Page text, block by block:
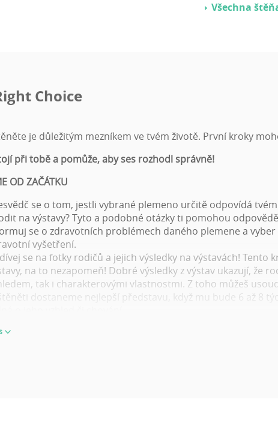
Všechna
Choice
je důležitým mezníkem ve tvém životě. První kroky
při tobě a pomůže, aby ses rozhodl správně!
OD ZAČÁTKU
se o tom, jestli vybrané plemeno určitě odpovídá
na výstavy? Tyto a podobné otázky ti pomohou
se o zdravotních problémech daného plemene a
vyšetření.
se na fotky rodičů a jejich výsledky na výstavách! Tento
na to nezapomeň! Dobré výsledky z výstav ukazují, že
tak i charakterovými vlastnostmi. Z toho můžeš
dostaneme nejlepší představu, když mu bude 6 až 8
A PŘIPRAVENĚ